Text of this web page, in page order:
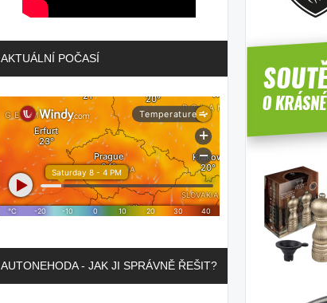
AKTUÁLNÍ POČASÍ
AUTONEHODA - JAK JI SPRÁVNĚ ŘEŠIT?